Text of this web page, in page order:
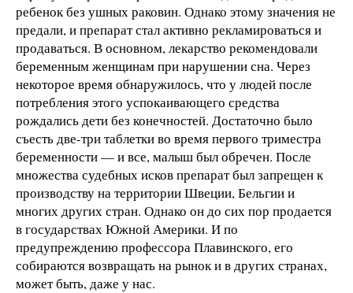
ребенок без ушных раковин. Однако этому значения не
предали, и препарат стал активно рекламироваться и
продаваться. В основном, лекарство рекомендовали
беременным женщинам при нарушении сна. Через
некоторое время обнаружилось, что у людей после
потребления этого успокаивающего средства
рождались дети без конечностей. Достаточно было
съесть две-три таблетки во время первого триместра
беременности — и все, малыш был обречен. После
множества судебных исков препарат был запрещен к
производству на территории Швеции, Бельгии и
многих других стран. Однако он до сих пор продается
в государствах Южной Америки. И по
предупреждению профессора Плавинского, его
собираются возвращать на рынок и в других странах,
может быть, даже у нас.